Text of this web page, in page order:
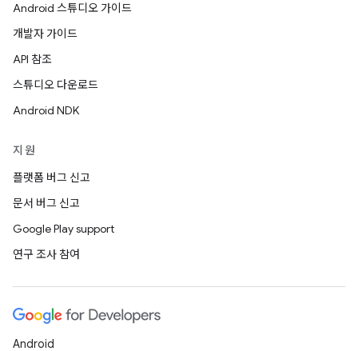
Android 스튜디오 가이드
개발자 가이드
API 참조
스튜디오 다운로드
Android NDK
지원
플랫폼 버그 신고
문서 버그 신고
Google Play support
연구 조사 참여
Android